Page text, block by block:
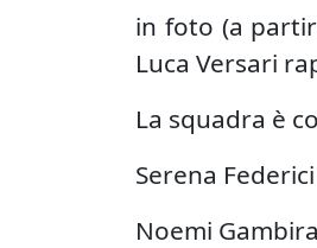
in foto (a
Luca Versari
La squadra è
Serena
Noemi